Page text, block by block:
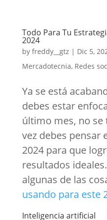
Todo Para Tu
2024
by freddy__gtz | Dic 5,
Mercadotecnia, Redes
Ya se está
debes estar
último mes, no se
vez debes pensar
2024 para que
resultados
algunas de las
usando para este
Inteligencia artificial